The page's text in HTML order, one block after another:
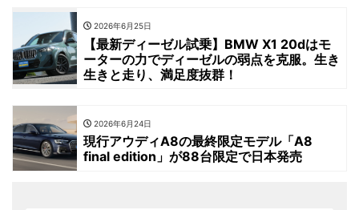
2026年6月25日
【最新ディーゼル試乗】BMW X1 20dはモ
ーターの力でディーゼルの弱点を克服。生き
生きと走り、満足度抜群！
2026年6月24日
現行アウディA8の最終限定モデル「A8
final edition」が88台限定で日本発売